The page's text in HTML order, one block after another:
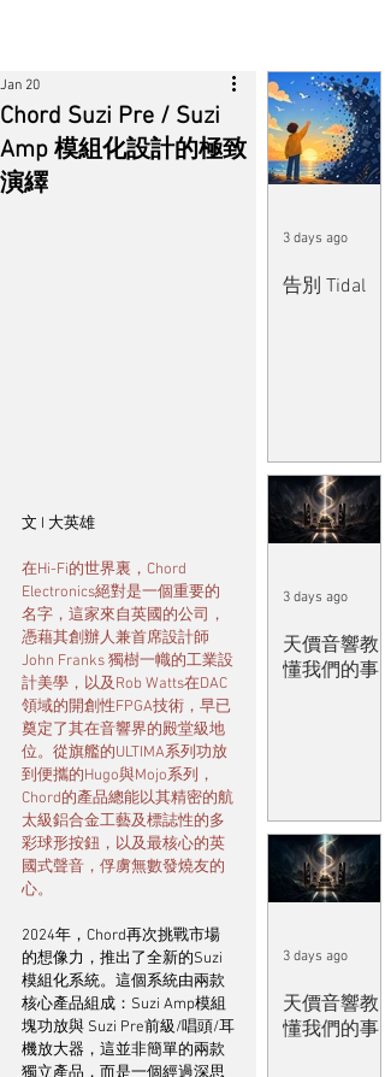
Chord Suzi Pre / Suzi
Amp 模組化設計的極致
演繹
Jan 20
文 I 大英雄
在Hi-Fi的世界裏，Chord
Electronics絕對是一個重要的
名字，這家來自英國的公司，
憑藉其創辦人兼首席設計師
John Franks 獨樹一幟的工業設
計美學，以及Rob Watts在DAC
領域的開創性FPGA技術，早已
奠定了其在音響界的殿堂級地
位。從旗艦的ULTIMA系列功放
到便攜的Hugo與Mojo系列，
Chord的產品總能以其精密的航
太級鋁合金工藝及標誌性的多
彩球形按鈕，以及最核心的英
國式聲音，俘虜無數發燒友的
心。
2024年，Chord再次挑戰市場
的想像力，推出了全新的Suzi
模組化系統。這個系統由兩款
核心產品組成：Suzi Amp模組
塊功放與 Suzi Pre前級/唱頭/耳
機放大器，這並非簡單的兩款
告別 Tidal
3 days ago
天價音響教
懂我們的事
3 days ago
天價音響教
懂我們的事
3 days ago